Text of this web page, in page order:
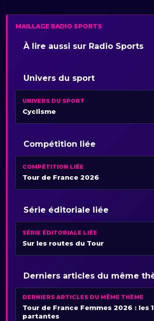
MAILLAGE RADIO SPORTS
À lire aussi sur Radio Sports
Univers du sport
UNIVERS DU SPORT
Cyclisme
Compétition liée
COMPÉTITION LIÉE
Tour de France 2026
Série éditoriale liée
SÉRIE ÉDITORIALE LIÉE
Sur les routes du Tour
Derniers articles du même
DERNIERS ARTICLES DU MÊME THÈME
Tour de France Femmes 2026 : les
partantes